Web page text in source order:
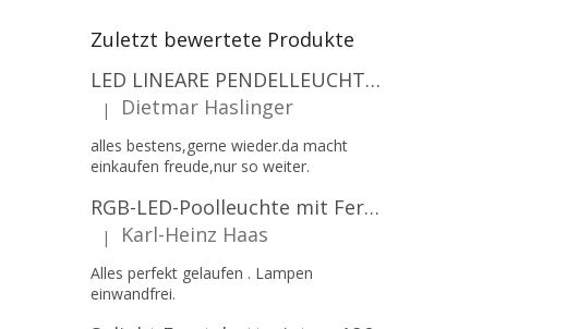
Zuletzt bewertete Produkte
LED LINEARE PENDELLEUCHTE EXECULINE 120CM, 30W, 3750LM, 96°, 4000K, IP20, WEISS [207806]
Die Produktbewertung beträgt 5 von 5 Sternen.
| Dietmar Haslinger
alles bestens,gerne wieder.da macht
einkaufen freude,nur so weiter.
RGB-LED-Poolleuchte mit Fernbedienung, 12W, 1260lm, PAR56, 12V, 1+1 gratis!
Die Produktbewertung beträgt 5 von 5 Sternen.
| Karl-Heinz Haas
Alles perfekt gelaufen . Lampen
einwandfrei.